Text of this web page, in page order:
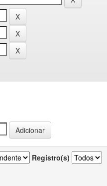
Registro(s)